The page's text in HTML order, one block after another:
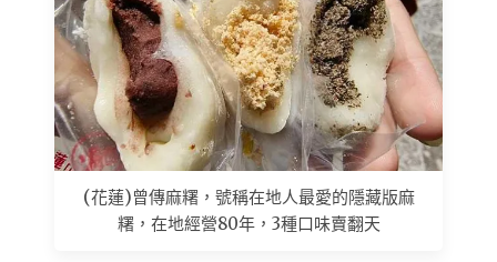
(花蓮)曾傳麻糬，號稱在地人最愛的隱藏版麻
糬，在地經營80年，3種口味賣翻天